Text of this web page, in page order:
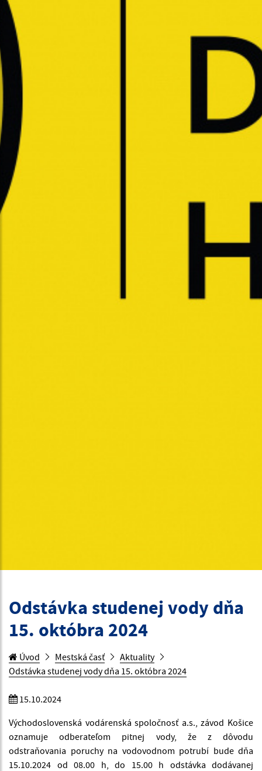
Odstávka studenej vody dňa
15. októbra 2024
Úvod Mestská časť
Aktuality
Odstávka studenej vody dňa 15. októbra 2024
15.10.2024
Východoslovenská vodárenská spoločnosť a.s., závod Košice
oznamuje odberateľom pitnej vody, že z dôvodu
odstraňovania poruchy na vodovodnom potrubí bude dňa
15.10.2024 od 08.00 h, do 15.00 h odstávka dodávanej